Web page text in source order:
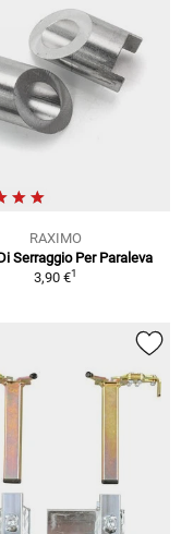
RAXIMO
Serraggio Per Paraleva
3,90 €1